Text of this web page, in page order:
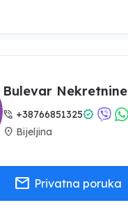
Bulevar Nekretnine
phone_in_talk +38766851325verified
location_on Bijeljina
mail Privatna poruka